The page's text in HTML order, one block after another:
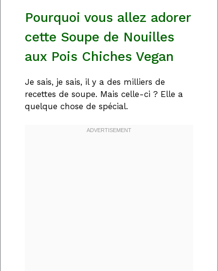
Pourquoi vous allez adorer
cette Soupe de Nouilles
aux Pois Chiches Vegan
Je sais, je sais, il y a des milliers de
recettes de soupe. Mais celle-ci ? Elle a
quelque chose de spécial.